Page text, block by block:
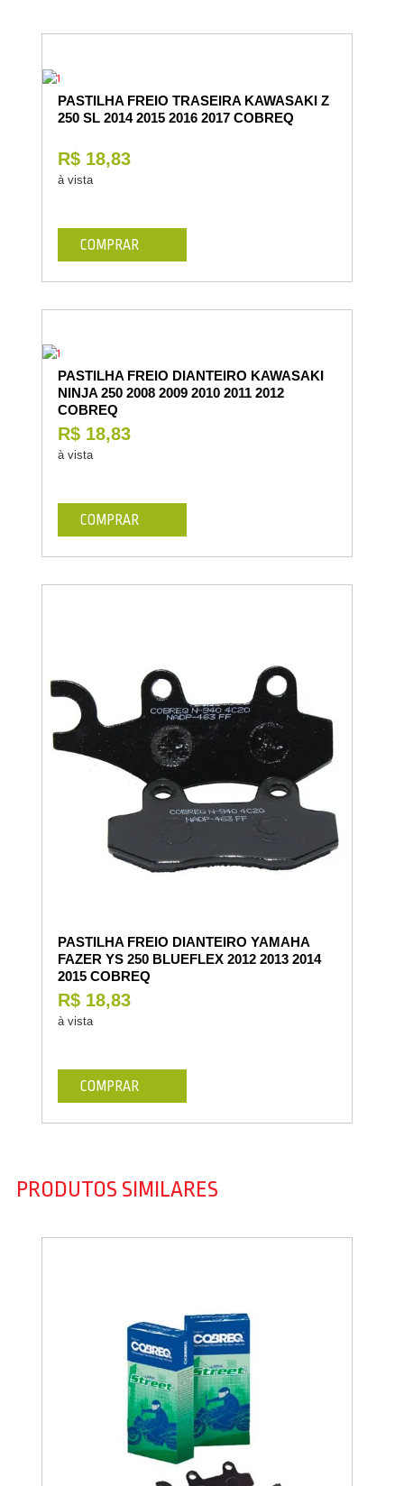
PASTILHA FREIO TRASEIRA KAWASAKI Z
250 SL 2014 2015 2016 2017 COBREQ
R$ 18,83
à vista
COMPRAR
PASTILHA FREIO DIANTEIRO KAWASAKI
NINJA 250 2008 2009 2010 2011 2012
COBREQ
R$ 18,83
à vista
COMPRAR
PASTILHA FREIO DIANTEIRO YAMAHA
FAZER YS 250 BLUEFLEX 2012 2013 2014
2015 COBREQ
R$ 18,83
à vista
COMPRAR
PRODUTOS SIMILARES